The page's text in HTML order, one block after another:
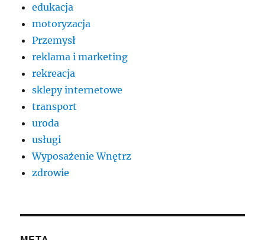
edukacja
motoryzacja
Przemysł
reklama i marketing
rekreacja
sklepy internetowe
transport
uroda
usługi
Wyposażenie Wnętrz
zdrowie